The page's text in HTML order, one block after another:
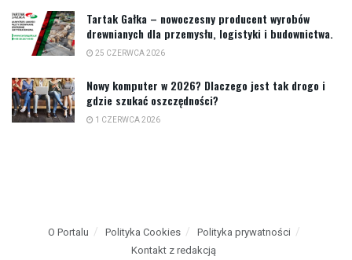
Tartak Gałka – nowoczesny producent wyrobów
drewnianych dla przemysłu, logistyki i budownictwa.
25 CZERWCA 2026
Nowy komputer w 2026? Dlaczego jest tak drogo i
gdzie szukać oszczędności?
1 CZERWCA 2026
O Portalu Polityka Cookies
Polityka prywatności
Kontakt z redakcją